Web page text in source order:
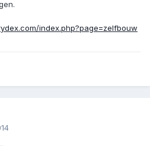
index.php?page=zelfbouw